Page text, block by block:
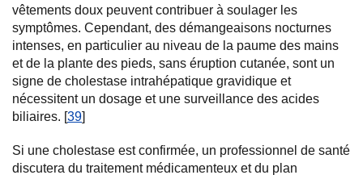
vêtements doux peuvent contribuer à soulager les
symptômes. Cependant, des démangeaisons nocturnes
intenses, en particulier au niveau de la paume des mains
et de la plante des pieds, sans éruption cutanée, sont un
signe de cholestase intrahépatique gravidique et
nécessitent un dosage et une surveillance des acides
biliaires. [39]
Si une cholestase est confirmée, un professionnel de santé
discutera du traitement médicamenteux et du plan